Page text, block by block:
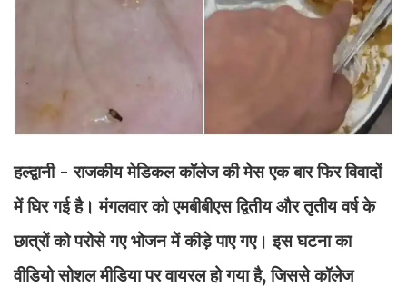
हल्द्वानी - राजकीय मेडिकल कॉलेज की मेस एक बार फिर विवादों
में घिर गई है। मंगलवार को एमबीबीएस द्वितीय और तृतीय वर्ष के
छात्रों को परोसे गए भोजन में कीड़े पाए गए। इस घटना का
वीडियो सोशल मीडिया पर वायरल हो गया है, जिससे कॉलेज